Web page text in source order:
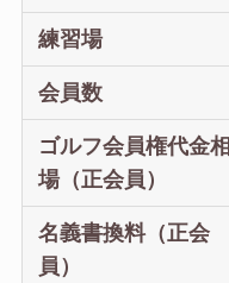
練習場
会員数
ゴルフ会員権代金相
場（正会員）
名義書換料（正会
員）